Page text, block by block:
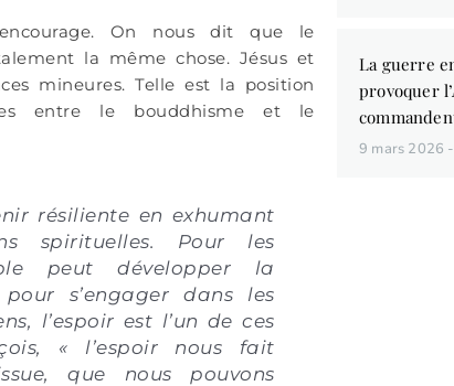
On nous dit que le
la même chose. Jésus et
mineures. Telle est la position
entre le bouddhisme et le
résiliente en exhumant
spirituelles. Pour les
peut développer la
s’engager dans les
l’espoir est l’un de ces
« l’espoir nous fait
que nous pouvons
La guerre
provoquer
9 mars 2026